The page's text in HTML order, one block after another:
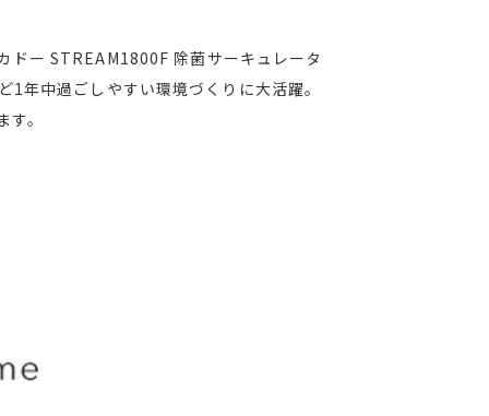
ドー STREAM1800F 除菌サーキュレータ
年中過ごしやすい環境づくりに大活躍。
。